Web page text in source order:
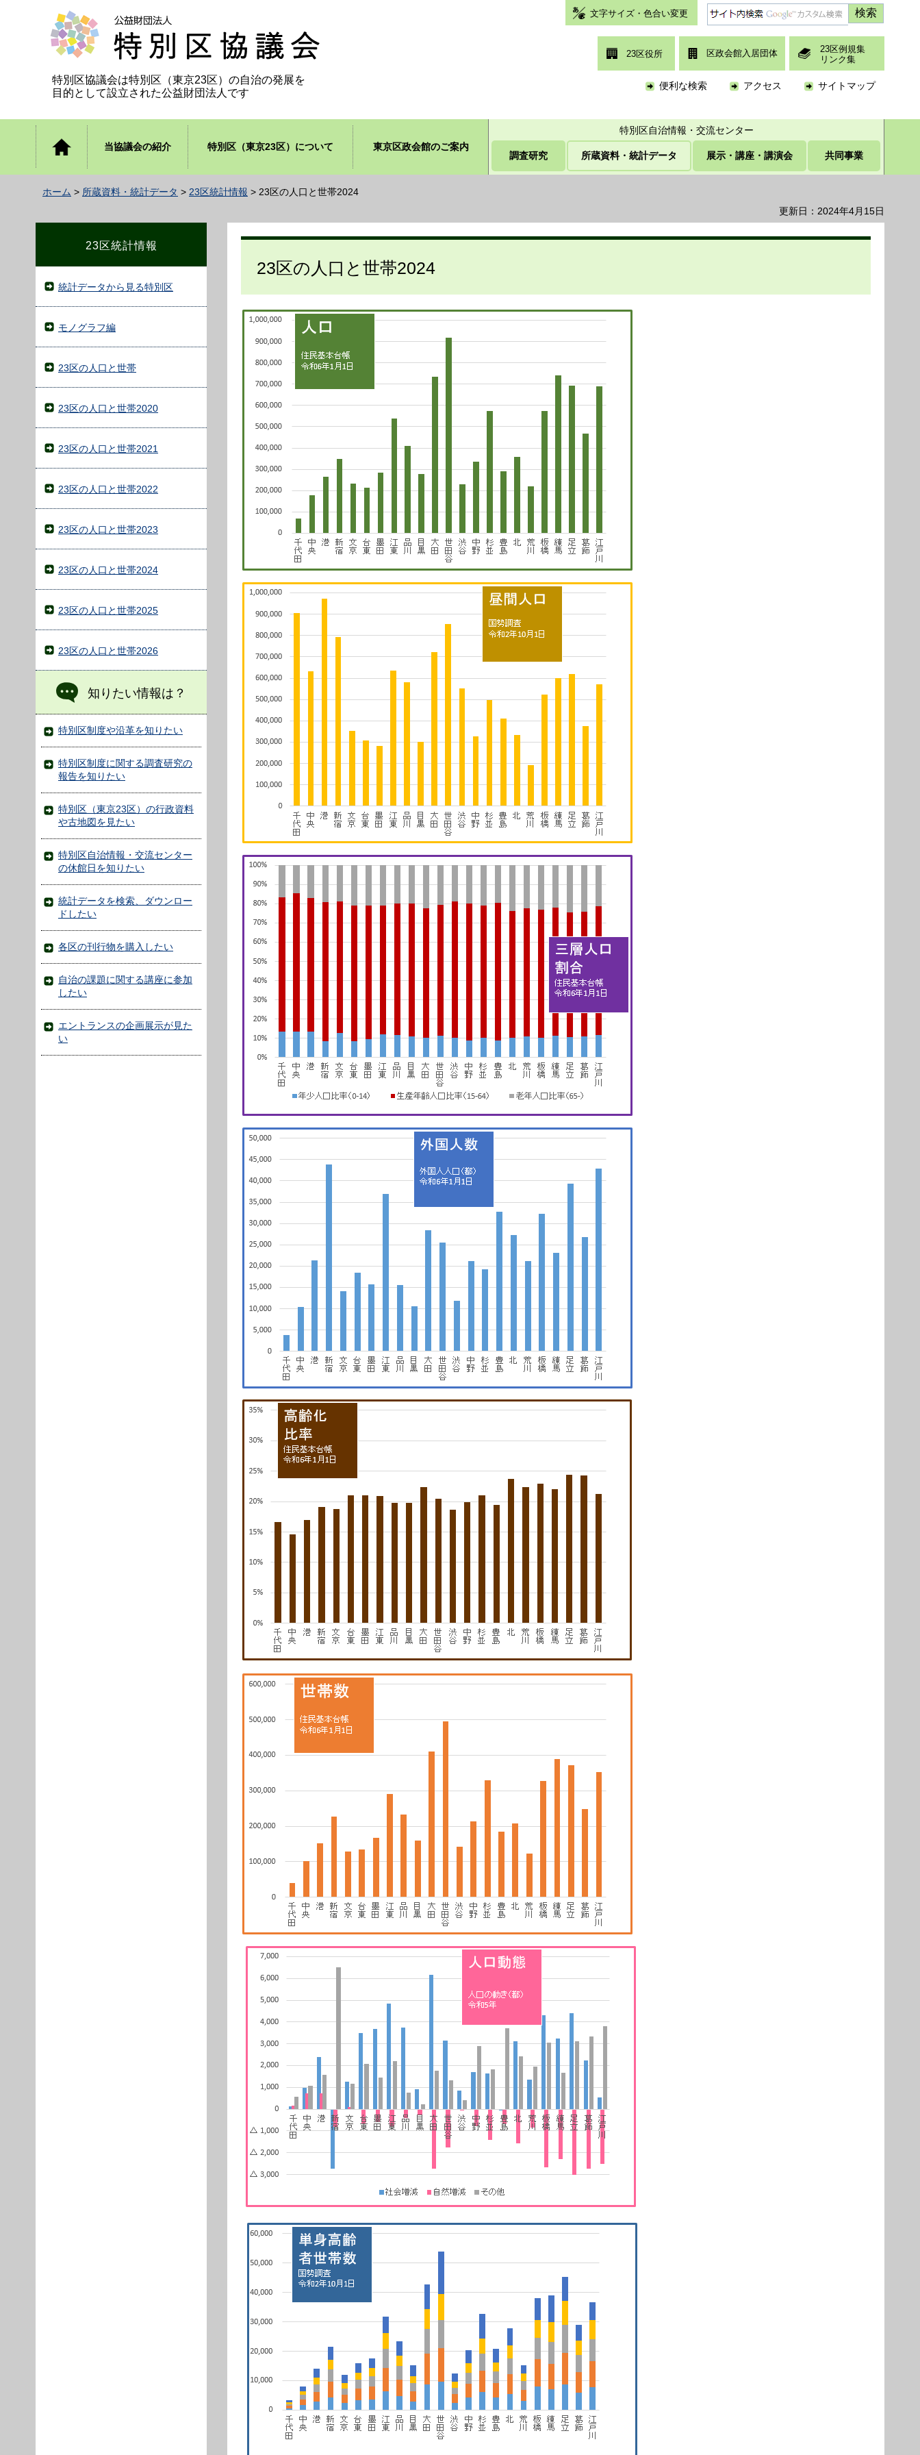
公益財団法人 特別区協議会
特別区協議会は特別区（東京23区）の自治の発展を
目的として設立された公益財団法人です
文字サイズ・色合い変更
23区役所 区政会館入居団体
23区例規集
リンク集
便利な検索 アクセス サイトマップ
トップ
ページ
当協議会の紹介 特別区（東京23区）について 東京区政会館のご案内
特別区自治情報・交流センター
調査研究 所蔵資料・統計データ 展示・講座・講演会 共同事業
ホーム > 所蔵資料・統計データ > 23区統計情報 > 23区の人口と世帯2024
更新日：2024年4月15日
23区統計情報
統計データから見る特別区
モノグラフ編
23区の人口と世帯
23区の人口と世帯2020
23区の人口と世帯2021
23区の人口と世帯2022
23区の人口と世帯2023
23区の人口と世帯2024
23区の人口と世帯2025
23区の人口と世帯2026
知りたい情報は？
特別区制度や沿革を知りたい
特別区制度に関する調査研究の
報告を知りたい
特別区（東京23区）の行政資料
や古地図を見たい
特別区自治情報・交流センター
の休館日を知りたい
統計データを検索、ダウンロー
ドしたい
各区の刊行物を購入したい
自治の課題に関する講座に参加
したい
エントランスの企画展示が見た
い
23区の人口と世帯2024